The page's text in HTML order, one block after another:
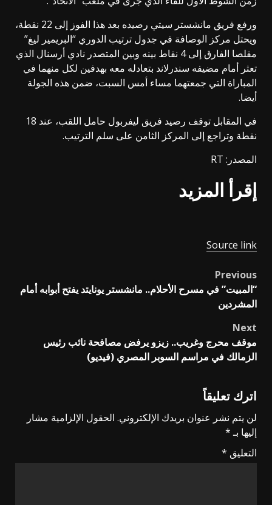
ورفع فريق مانشستر سيتي رصيده بعد هذا الفوز إلى 22 نقطة،
ويحتل مركز الوصافة في جدول ترتيب الدوري “البريمير ليغ”
مقلصا الفارق إلى 4 نقاط بينه وبين المتصدر نادي أرسنال الذي
تعثر أمام مضيفه سندرلاند بتعادله معه بهدفين لكل منهما في
المباراة التي جمعتهما مساء أمس السبت، ضمن هذه الجولة
أيضا.
في المقابل توقف رصيد فريق ليفربول حامل اللقب، عند 18
نقطة وتراجع إلى المركز الثامن على سلم الترتيب.
المصدر: RT
إقرأ المزيد
Source link
Post
navigation
Previous
“المبيت” في مسرح الأحلام.. مانشستر يونايتد يفتح أبوابه أمام
المشردين
Next
موقف محرج وغريب.. زيزو يرفض مصافحة نائب رئيس
الزمالك في مراسم السوبر المصري (فيديو)
اترك تعليقاً
لن يتم نشر عنوان بريدك الإلكتروني. الحقول الإلزامية مشار
إليها بـ*
التعليق *